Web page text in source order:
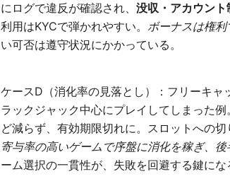
にログで違反が確認され、 没収・アカウント
利用はKYCで弾かれやすい。 ボーナスは権
い可否は遵守状況にかかっている。
ケースD（消化率の見落とし）：フリーキ
ラックジャック中心にプレイしてしまった
ど減らず、有効期限切れに。スロットへの
寄与率の高いゲームで序盤に消化を稼ぎ、
ーム選択の一貫性が、失敗を回避する鍵にな